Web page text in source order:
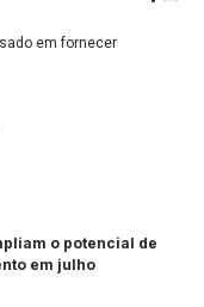
em fornecer
o potencial de
em julho